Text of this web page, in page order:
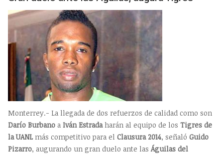
Monterrey.- La llegada de dos refuerzos de calidad como son
Darío Burbano a Iván Estradaharán al equipo de los Tigres de
la UANL más competitivo para el Clausura 2014, señaló Guido
Pizarro, augurando un gran duelo ante las Águilas del